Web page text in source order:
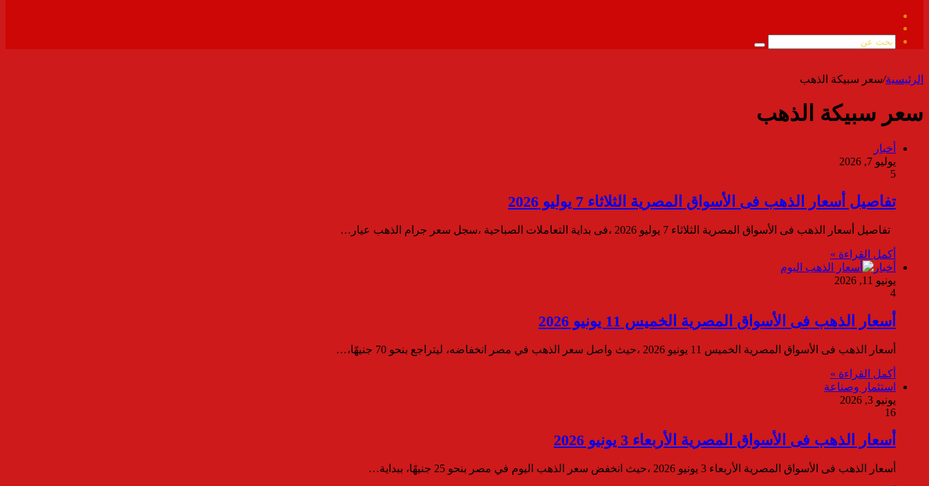
الموقع
بحث
الرئيسية/سعر سبيكة الذهب
سعر سبيكة الذهب
أخبار
يوليو 7, 2026
5
تفاصيل أسعار الذهب فى الأسواق المصرية الثلاثاء 7 يوليو 2026
تفاصيل أسعار الذهب فى الأسواق المصرية الثلاثاء 7 يوليو 2026 ،فى بداية التعاملات الصباحية ،سجل سعر جرام الذهب عيار…
أكمل القراءة »
أخبار
يونيو 11, 2026
4
أسعار الذهب فى الأسواق المصرية الخميس 11 يونيو 2026
أسعار الذهب فى الأسواق المصرية الخميس 11 يونيو 2026 ،حيث واصل سعر الذهب في مصر انخفاضه، ليتراجع بنحو 70 جنيهًا،…
أكمل القراءة »
استثمار وصناعة
يونيو 3, 2026
16
أسعار الذهب فى الأسواق المصرية الأربعاء 3 يونيو 2026
أسعار الذهب فى الأسواق المصرية الأربعاء 3 يونيو 2026 ،حيث انخفض سعر الذهب اليوم في مصر بنحو 25 جنيهًا، ببداية…